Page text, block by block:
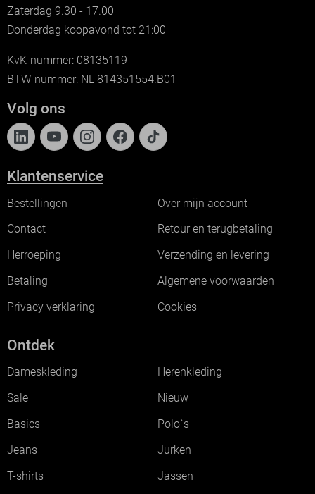
Zaterdag 9.30 - 17.00
Donderdag koopavond tot 21:00
KvK-nummer: 08135119
BTW-nummer: NL 814351554.B01
Volg ons
Klantenservice
Bestellingen
Over mijn account
Contact
Retour en terugbetaling
Herroeping
Verzending en levering
Betaling
Algemene voorwaarden
Privacy verklaring
Cookies
Ontdek
Dameskleding
Herenkleding
Sale
Nieuw
Basics
Polo`s
Jeans
Jurken
T-shirts
Jassen